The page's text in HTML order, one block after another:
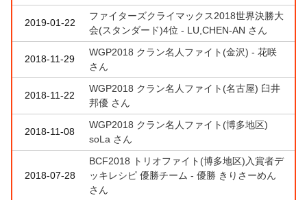
2019-01-22
ファイターズクライマックス2018世界決勝大
会(スタンダード)4位 - LU,CHEN-AN さん
2018-11-29
WGP2018 クラン名人ファイト(金沢) - 花咲
さん
2018-11-22
WGP2018 クラン名人ファイト(名古屋) 臼井
邦優 さん
2018-11-08
WGP2018 クラン名人ファイト(博多地区)
soLa さん
2018-07-28
BCF2018 トリオファイト(博多地区)入賞者デ
ッキレシピ 優勝チーム - 優勝 きりさーめん
さん